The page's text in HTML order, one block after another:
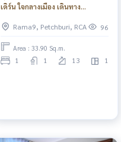
เดิร์น ใจกลางเมือง เดินทาง
Rama9, Petchburi, RCA
96
Area : 33.90 Sq.m.
1 1 13 1